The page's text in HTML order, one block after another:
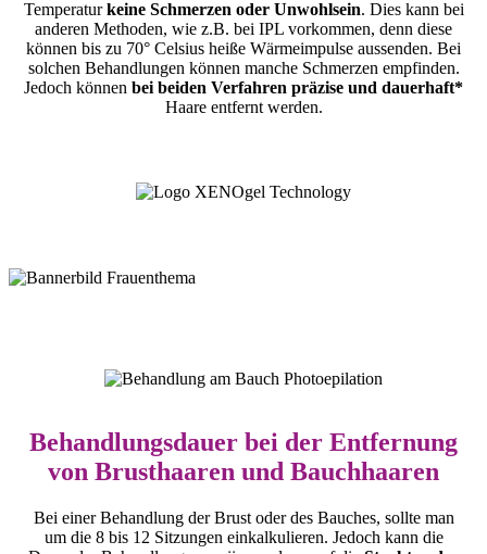
Temperaturkeine Schmerzen oder Unwohlsein. Dies kann bei
anderen Methoden, wie z.B. bei IPL vorkommen, denn diese
können bis zu 70° Celsius heiße Wärmeimpulse aussenden. Bei
solchen Behandlungen können manche Schmerzen empfinden.
Jedoch können bei beiden Verfahren präzise und dauerhaft*
Haare entfernt werden.
Behandlungsdauer bei der Entfernung
von Brusthaaren und Bauchhaaren
Bei einer Behandlung der Brust oder des Bauches, sollte man
um die 8 bis 12 Sitzungen einkalkulieren. Jedoch kann die